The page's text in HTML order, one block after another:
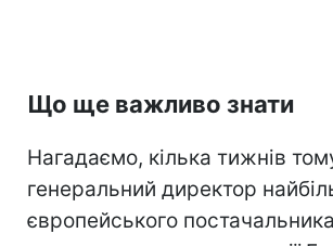
Що ще важливо знати
Нагадаємо, кілька тижнів
генеральний директор
європейського постачальника